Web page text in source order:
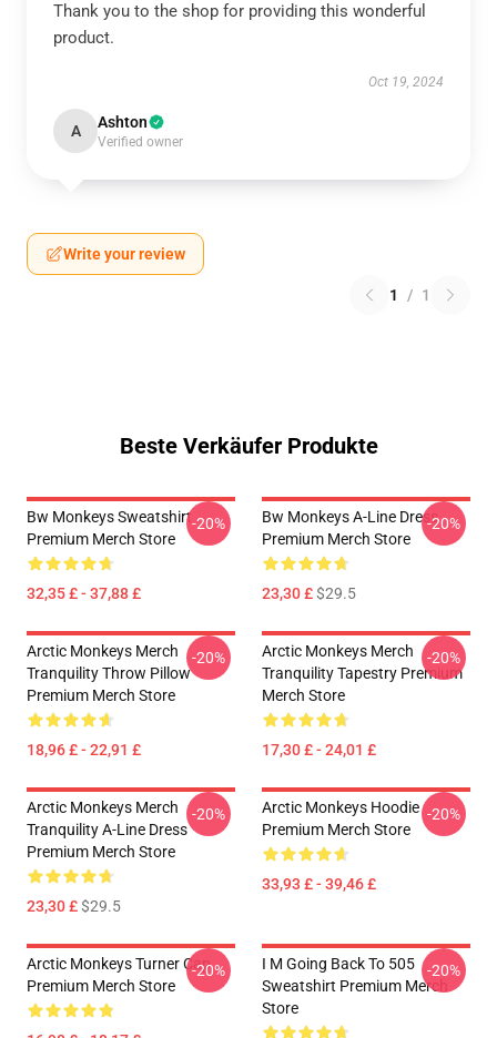
Thank you to the shop for providing this wonderful
product.
Oct 19, 2024
A Ashton
Verified owner
Write your review
1 / 1
Beste Verkäufer Produkte
Bw Monkeys Sweatshirt
Premium Merch Store
32,35 £ - 37,88 £
-20%
Bw Monkeys A-Line Dress
Premium Merch Store
23,30 £$29.5
-20%
Arctic Monkeys Merch
Tranquility Throw Pillow
Premium Merch Store
18,96 £ - 22,91 £
-20%
Arctic Monkeys Merch
Tranquility Tapestry Premium
Merch Store
17,30 £ - 24,01 £
-20%
Arctic Monkeys Merch
Tranquility A-Line Dress
Premium Merch Store
23,30 £$29.5
-20%
Arctic Monkeys Hoodie
Premium Merch Store
33,93 £ - 39,46 £
-20%
Arctic Monkeys Turner Cap
Premium Merch Store
-20%
I M Going Back To 505
Sweatshirt Premium Merch
Store
-20%